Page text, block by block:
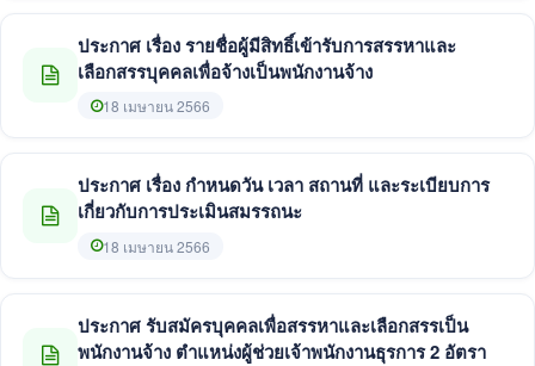
ประกาศ เรื่อง รายชื่อผู้มีสิทธิ์เข้ารับการสรรหาและ
เลือกสรรบุคคลเพื่อจ้างเป็นพนักงานจ้าง
18 เมษายน 2566
ประกาศ เรื่อง กำหนดวัน เวลา สถานที่ และระเบียบการ
เกี่ยวกับการประเมินสมรรถนะ
18 เมษายน 2566
ประกาศ รับสมัครบุคคลเพื่อสรรหาและเลือกสรรเป็น
พนักงานจ้าง ตำแหน่งผู้ช่วยเจ้าพนักงานธุรการ 2 อัตรา